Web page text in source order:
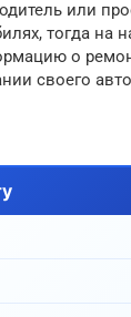
или
тогда на
о
своего